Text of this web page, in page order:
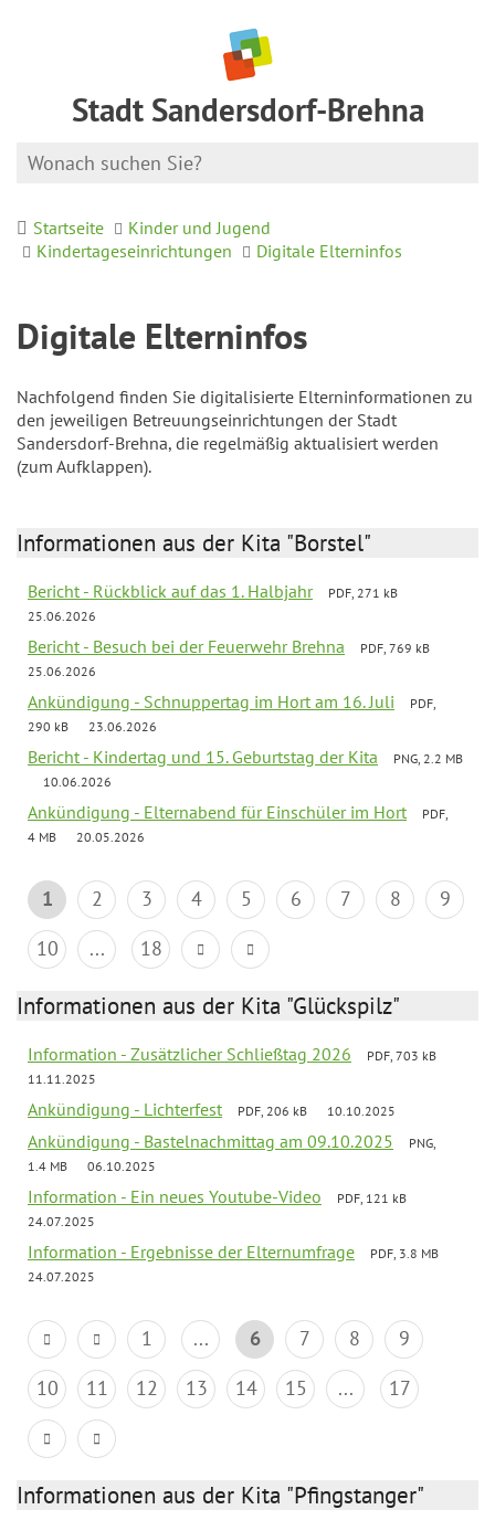
Stadt Sandersdorf-Brehna
Startseite
Kinder und Jugend
Kindertageseinrichtungen
Digitale Elterninfos
Digitale Elterninfos
Nachfolgend finden Sie digitalisierte Elterninformationen zu
den jeweiligen Betreuungseinrichtungen der Stadt
Sandersdorf-Brehna, die regelmäßig aktualisiert werden
(zum Aufklappen).
Informationen aus der Kita "Borstel"
Bericht - Rückblick auf das 1. Halbjahr
PDF, 271 kB
25.06.2026
Bericht - Besuch bei der Feuerwehr Brehna
PDF, 769 kB
25.06.2026
Ankündigung - Schnuppertag im Hort am 16. Juli
PDF,
290 kB
23.06.2026
Bericht - Kindertag und 15. Geburtstag der Kita
PNG, 2.2 MB
10.06.2026
Ankündigung - Elternabend für Einschüler im Hort
PDF,
4 MB
20.05.2026
1 2 3 4 5 6 7 8
9
10
... 18
Informationen aus der Kita "Glückspilz"
Information - Zusätzlicher Schließtag 2026
PDF, 703 kB
11.11.2025
Ankündigung - Lichterfest PDF, 206 kB 10.10.2025
Ankündigung - Bastelnachmittag am 09.10.2025
PNG,
1.4 MB
06.10.2025
Information - Ein neues Youtube-Video
PDF, 121 kB
24.07.2025
Information - Ergebnisse der Elternumfrage
PDF, 3.8 MB
24.07.2025
1 ... 6 7 8
9
10
11 12 13 14 15 ... 17
Informationen aus der Kita "Pfingstanger"